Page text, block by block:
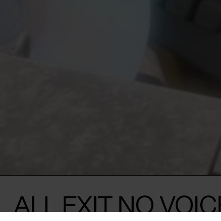
ALL EXIT NO